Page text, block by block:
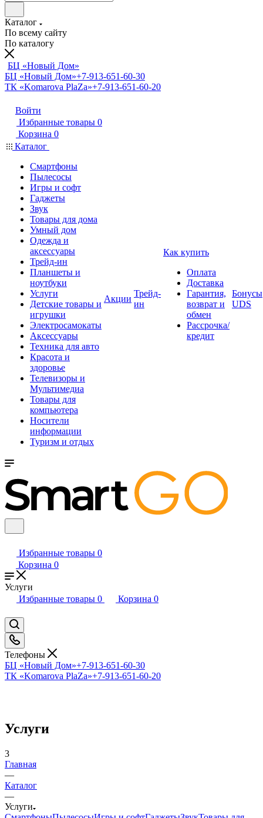
Каталог
По всему сайту
По каталогу
БЦ «Новый Дом»
БЦ «Новый Дом»+7-913-651-60-30
ТК «Komarova PlaZa»+7-913-651-60-20
Войти
Избранные товары 0
Корзина 0
Каталог
Смартфоны
Пылесосы
Игры и софт
Гаджеты
Звук
Товары для дома
Умный дом
Одежда и
аксессуары
Трейд-ин
Планшеты и
ноутбуки
Услуги
Детские товары и
игрушки
Электросамокаты
Аксессуары
Техника для авто
Красота и
здоровье
Телевизоры и
Мультимедиа
Товары для
компьютера
Носители
информации
Туризм и отдых
Акции
Трейд-
ин
Как купить
Оплата
Доставка
Гарантия,
возврат и
обмен
Рассрочка/
кредит
Бонусы
UDS
Избранные товары 0
Корзина 0
Услуги
Избранные товары 0 Корзина 0
Телефоны
БЦ «Новый Дом»+7-913-651-60-30
ТК «Komarova PlaZa»+7-913-651-60-20
Услуги
3
Главная
—
Каталог
—
Услуги